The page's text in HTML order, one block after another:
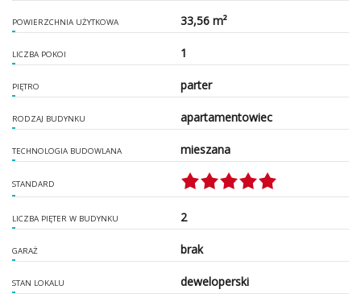
POWIERZCHNIA UŻYTKOWA 33,56 m²
LICZBA POKOI 1
PIĘTRO parter
RODZAJ BUDYNKU apartamentowiec
TECHNOLOGIA BUDOWLANA mieszana
STANDARD
LICZBA PIĘTER W BUDYNKU 2
GARAŻ brak
STAN LOKALU deweloperski